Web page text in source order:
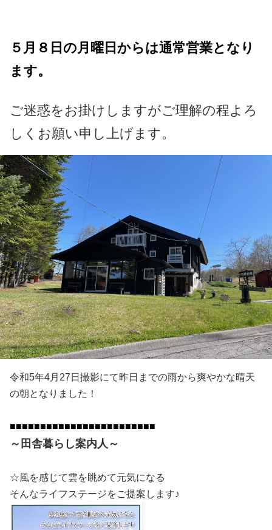
５月８日の月曜日からは通常営業となり
ます。
ご迷惑をお掛けしますがご理解の程よろ
しくお願い申し上げます。
令和5年4月27日撮影にて昨日までの雨から爽やかな晴天
の朝となりました！
■■■■■■■■■■■■■■■■■■■■■■■■
～田舎暮らし案内人～
☆風を感じて雲を眺めて元気になる
そんなライフステージをご提案します♪